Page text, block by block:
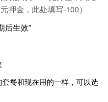
押金，此处填写-100）
后生效”
餐和现在用的一样，可以选